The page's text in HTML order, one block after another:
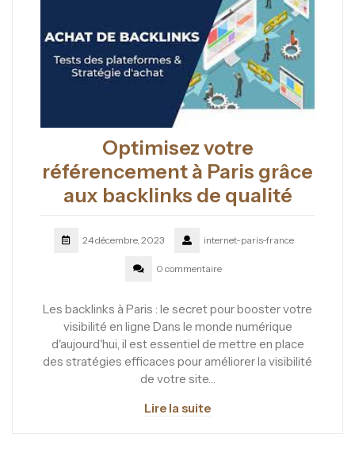
Optimisez votre
référencement à Paris grâce
aux backlinks de qualité
24 décembre, 2023 internet-paris-france
0 commentaire
Les backlinks à Paris : le secret pour booster votre
visibilité en ligne Dans le monde numérique
d'aujourd'hui, il est essentiel de mettre en place
des stratégies efficaces pour améliorer la visibilité
de votre site…
Lire la suite